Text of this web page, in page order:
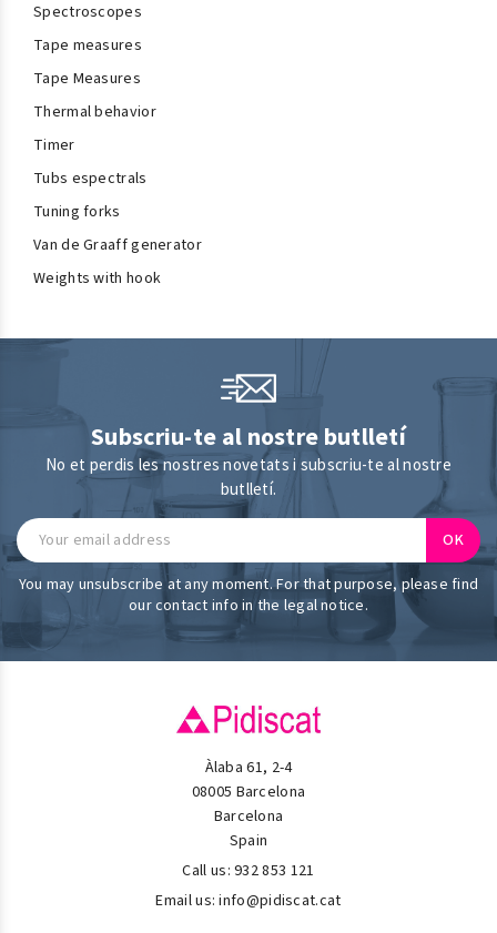
Spectroscopes
Tape measures
Tape Measures
Thermal behavior
Timer
Tubs espectrals
Tuning forks
Van de Graaff generator
Weights with hook
Subscriu-te al nostre butlletí
No et perdis les nostres novetats i subscriu-te al nostre
butlletí.
You may unsubscribe at any moment. For that purpose, please find
our contact info in the legal notice.
Àlaba 61, 2-4
08005 Barcelona
Barcelona
Spain
Call us:932 853 121
Email us:info@pidiscat.cat